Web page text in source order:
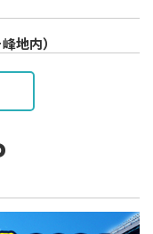
地内）